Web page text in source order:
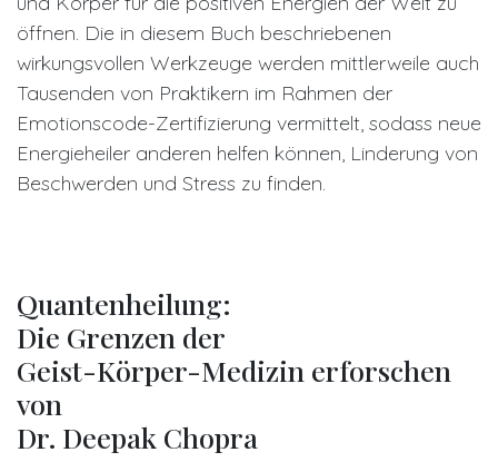
öffnen. Die in diesem Buch beschriebenen
wirkungsvollen Werkzeuge werden mittlerweile auch
Tausenden von Praktikern im Rahmen der
Emotionscode-Zertifizierung vermittelt, sodass neue
Energieheiler anderen helfen können, Linderung von
Beschwerden und Stress zu finden.
Quantenheilung:
Die Grenzen der
Geist-Körper-Medizin erforschen
von
Dr. Deepak Chopra